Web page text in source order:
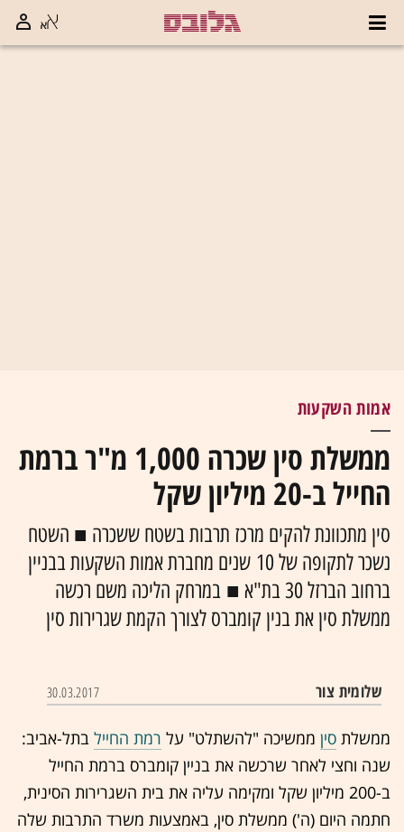
אמות השקעות
ממשלת סין שכרה 1,000 מ"ר ברמת
החייל ב-20 מיליון שקל
סין מתכוונת להקים מרכז תרבות בשטח ששכרה ■ השטח
נשכר לתקופה של 10 שנים מחברת אמות השקעות בבניין
ברחוב הברזל 30 בת"א ■ במרחק הליכה משם רכשה
ממשלת סין את בנין קומברס לצורך הקמת שגרירות סין
שלומית צור 30.03.2017
ממשלת סין ממשיכה "להשתלט" על רמת החייל בתל-אביב:
שנה וחצי לאחר שרכשה את בניין קומברס ברמת החייל
ב-200 מיליון שקל ומקימה עליה את בית השגרירות הסינית,
חתמה היום (ה') ממשלת סין, באמצעות משרד התרבות שלה